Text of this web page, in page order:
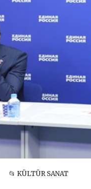
📂 KÜLTÜR SANAT